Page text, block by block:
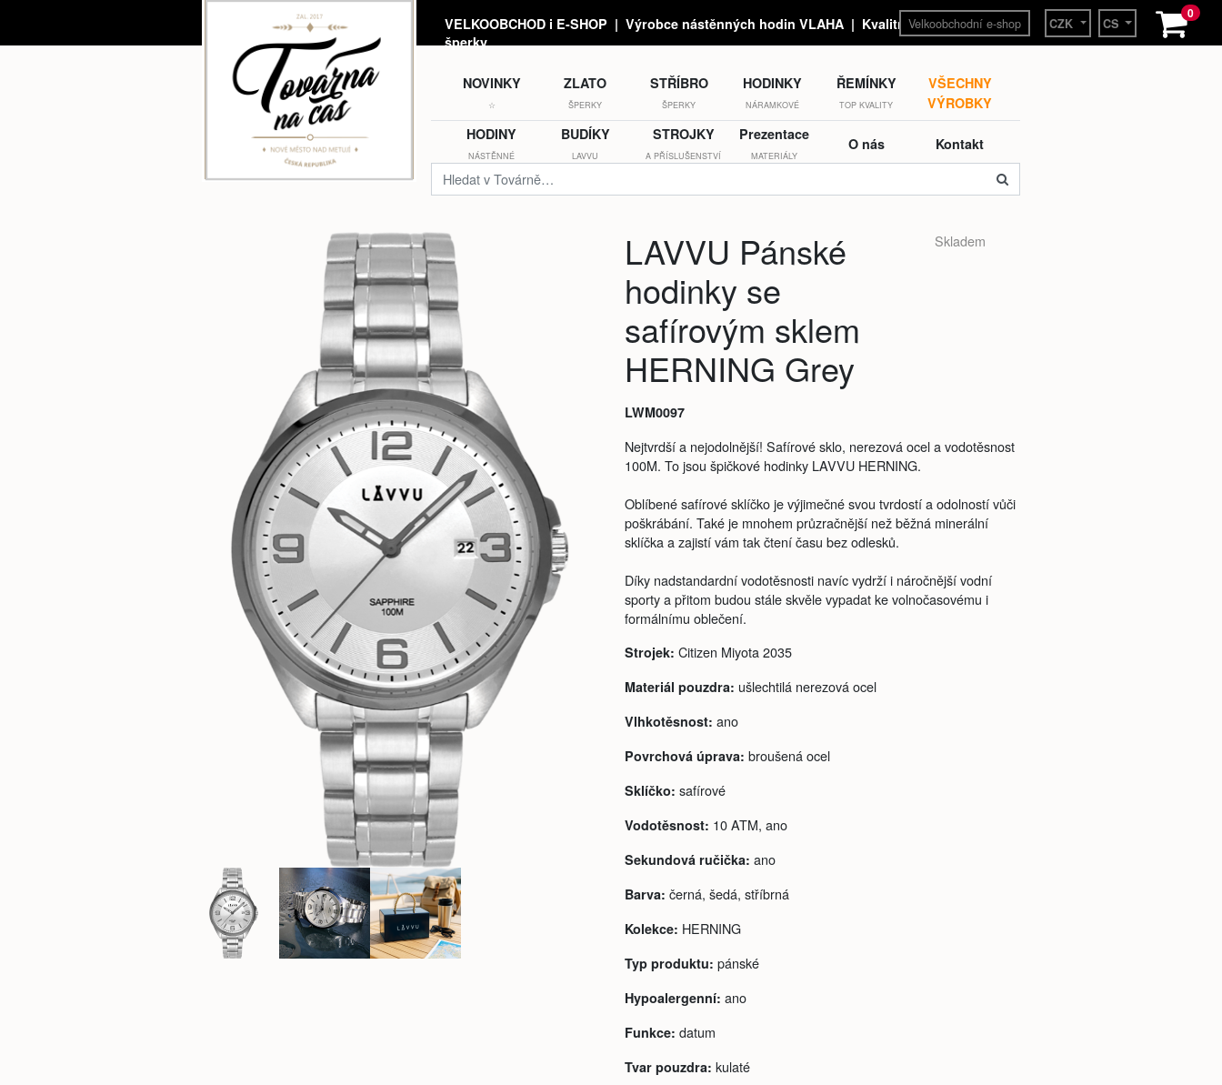
Velkoobchodní e-shop CZK CS
0
VELKOOBCHOD i E-SHOP | Výrobce nástěnných hodin VLAHA | Kvalitní hodinky a
šperky
NOVINKY
☆
ZLATO
ŠPERKY
STŘÍBRO
ŠPERKY
HODINKY
NÁRAMKOVÉ
ŘEMÍNKY
TOP KVALITY
VŠECHNY
VÝROBKY
HODINY
NÁSTĚNNÉ
BUDÍKY
LAVVU
STROJKY
A PŘÍSLUŠENSTVÍ
Prezentace
MATERIÁLY
O nás Kontakt
LAVVU Pánské
hodinky se
safírovým sklem
HERNING Grey
Skladem
LWM0097
Nejtvrdší a nejodolnější! Safírové sklo, nerezová ocel a vodotěsnost
100M. To jsou špičkové hodinky LAVVU HERNING.
Oblíbené safírové sklíčko je výjimečné svou tvrdostí a odolností vůči
poškrábání. Také je mnohem průzračnější než běžná minerální
sklíčka a zajistí vám tak čtení času bez odlesků.
Díky nadstandardní vodotěsnosti navíc vydrží i náročnější vodní
sporty a přitom budou stále skvěle vypadat ke volnočasovému i
formálnímu oblečení.
Strojek: Citizen Miyota 2035
Materiál pouzdra: ušlechtilá nerezová ocel
Vlhkotěsnost: ano
Povrchová úprava: broušená ocel
Sklíčko: safírové
Vodotěsnost: 10 ATM, ano
Sekundová ručička: ano
Barva: černá, šedá, stříbrná
Kolekce: HERNING
Typ produktu: pánské
Hypoalergenní: ano
Funkce: datum
Tvar pouzdra: kulaté